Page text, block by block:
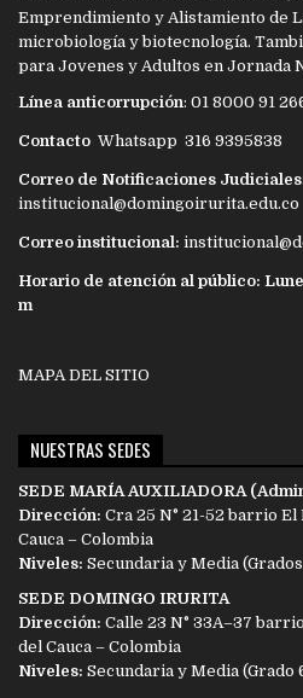
Emprendimiento y Alistamiento de
microbiología y biotecnología.
para Jovenes y Adultos en Jornada
Línea anticorrupción: 01 8000 91
Contacto Whatsapp 316 9395838
Correo de Notificaciones
institucional@domingoirurita.edu.co
Correo institucional:
Horario de atención al público:
m
MAPA DEL SITIO
NUESTRAS SEDES
SEDE MARÍA AUXILIADORA
Dirección: Cra 25 N° 21-52 barrio
Cauca – Colombia
Niveles: Secundaria y Media (Grados
SEDE DOMINGO IRURITA
Dirección: Calle 23 N° 33A–37
del Cauca – Colombia
Niveles: Secundaria y Media (Grado